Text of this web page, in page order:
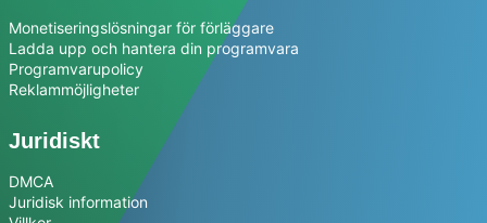
Monetiseringslösningar för förläggare
Ladda upp och hantera din programvara
Programvarupolicy
Reklammöjligheter
Juridiskt
DMCA
Juridisk information